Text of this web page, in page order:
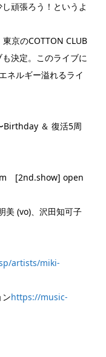
頑張ろう！というよ
京のCOTTON CLUB
決定。このライブに
ネルギー溢れるライ
Birthday ＆ 復活5周
[2nd.show] open
美 (vo)、沢田知可子
artists/miki-
https://music-